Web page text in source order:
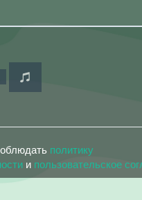
политику
и пользовательское